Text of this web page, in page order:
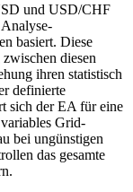
und USD/CHF
basiert. Diese
diesen
ihren statistisch
definierte
sich der EA für eine
Grid-
bei ungünstigen
das gesamte